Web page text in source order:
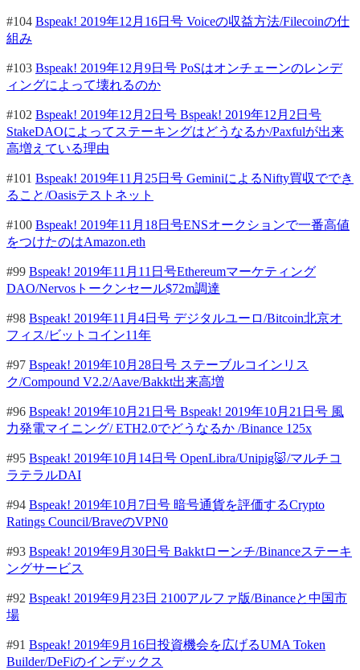
#104 Bspeak! 2019年12月16日号 Voiceの収益方法/Filecoinの仕
組み
#103 Bspeak! 2019年12月9日号 PoSはオンチェーンのレンデ
ィングによって壊れるのか
#102 Bspeak! 2019年12月2日号 Bspeak! 2019年12月2日号
StakeDAOによってステーキングはどうなるか/Paxfulが出来
高増えている理由
#101 Bspeak! 2019年11月25日号 GeminiによるNifty買収ででき
ること/Oasisテストネット
#100 Bspeak! 2019年11月18日号ENSオークションで一番高値
をつけたのはAmazon.eth
#99 Bspeak! 2019年11月11日号Ethereumマーケティング
DAO/Nervosトークンセール$72m調達
#98 Bspeak! 2019年11月4日号 デジタルユーロ/Bitcoin北京オ
フィス/ビットコイン11年
#97 Bspeak! 2019年10月28日号 ステーブルコインリス
ク/Compound V2.2/Aave/Bakkt出来高増
#96 Bspeak! 2019年10月21日号 Bspeak! 2019年10月21日号 風
力発電マイニング/ ETH2.0でどうなるか /Binance 125x
#95 Bspeak! 2019年10月14日号 OpenLibra/Unipig🐷/マルチコ
ラテラルDAI
#94 Bspeak! 2019年10月7日号 暗号通貨を評価するCrypto
Ratings Council/BraveのVPN0
#93 Bspeak! 2019年9月30日号 Bakktローンチ/Binanceステーキ
ングサービス
#92 Bspeak! 2019年9月23日 2100アルファ版/Binanceと中国市
場
#91 Bspeak! 2019年9月16日投資機会を広げるUMA Token
Builder/DeFiのインデックス